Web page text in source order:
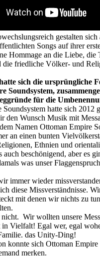
gestalten sich
Songs auf ihrer
Hommage an die Liebe, die
die friedliche Völker- und
sich die ursprüngliche
Soundsystem,
für die
hatte sich 2012
den Wunsch Musik mit
Namen Ottoman Empire
an einen bunten
Ethnien und
auch beschönigend, aber es
was unser
immer wieder
diese Missverständnisse.
mit denen wir nichts zu
Wir wollten unsere
Vielfalt! Egal wer, egal
das Unity-Ding!
konnte sich Ottoman Empire
merken.